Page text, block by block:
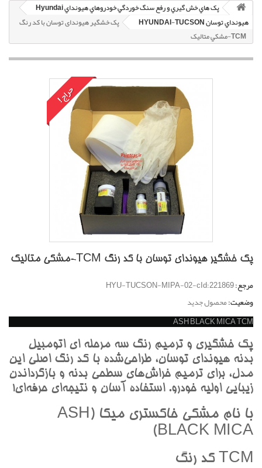
پک هاي خش گيري و رفع سنگ خوردگي خودروهاي هيونداي Hyundai
هيونداي توسان HYUNDAI-TUCSON
پک خشگير هیوندای توسان با کد رنگ
TCM-مشکي متاليک
حراج!
پک خشگير هیوندای توسان با کد رنگ TCM-مشکي متاليک
مرجع:HYU-TUCSON-MIPA-02-cId:221869
وضعیت:محصول جدید
ASH BLACK MICA TCM
پک خشگيري و ترميم رنگ سه مرحله اي اتومبيل
بدنه هيونداي توسان، طراحي‌شده با کد رنگ اصلي اين
مدل، براي ترميم خراش‌هاي سطحي بدنه و بازگرداندن
زيبايي اوليه خودرو. استفاده آسان و نتيجه‌اي حرفه‌اي!
با نام مشکي خاکستري ميکا (ASH
BLACK MICA)
TCM کد رنگ